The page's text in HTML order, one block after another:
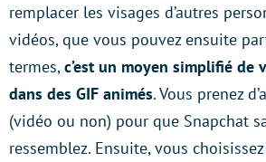
remplacer les visages d’autres
vidéos, que vous pouvez ensuite
termes,c’est un moyen simplifié de
dans des GIF animés. Vous prenez
(vidéo ou non) pour que Snapchat
ressemblez. Ensuite, vous